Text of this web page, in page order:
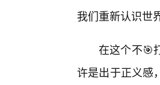
我们重新认识世
在这个不🎯
许是出于正义感